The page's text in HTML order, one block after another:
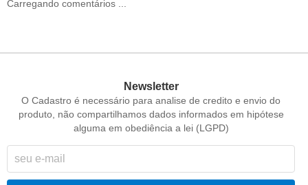
Carregando comentários ...
Newsletter
O Cadastro é necessário para analise de credito e envio do
produto, não compartilhamos dados informados em hipótese
alguma em obediência a lei (LGPD)